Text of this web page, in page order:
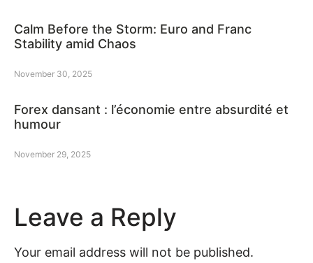
Calm Before the Storm: Euro and Franc
Stability amid Chaos
November 30, 2025
Forex dansant : l’économie entre absurdité et
humour
November 29, 2025
Leave a Reply
Your email address will not be published.